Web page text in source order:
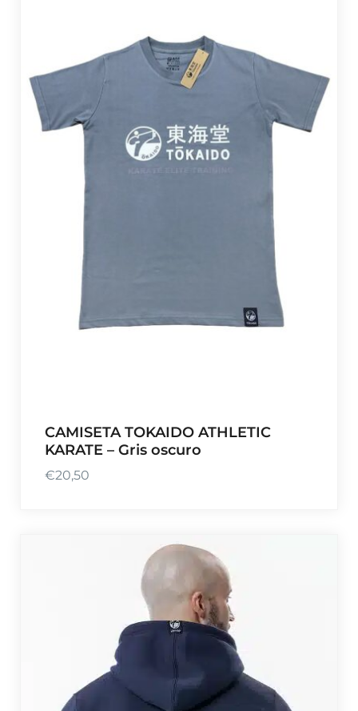
CAMISETA TOKAIDO ATHLETIC
KARATE – Gris oscuro
€20,50